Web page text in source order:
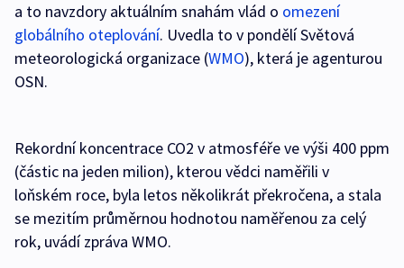
a to navzdory aktuálním snahám vlád o omezení
globálního oteplování. Uvedla to v pondělí Světová
meteorologická organizace (WMO), která je agenturou
OSN.
Rekordní koncentrace CO2 v atmosféře ve výši 400 ppm
(částic na jeden milion), kterou vědci naměřili v
loňském roce, byla letos několikrát překročena, a stala
se mezitím průměrnou hodnotou naměřenou za celý
rok, uvádí zpráva WMO.